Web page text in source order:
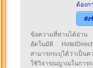
ต้องก
ส่ง
ข้อความที่ท่านได้อ่าน
อัตโนมัติ
สามารถระบุได้ว่าเป็น
ใช้วิจารณญาณในกา